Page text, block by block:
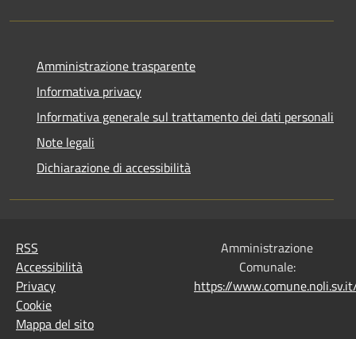
Amministrazione trasparente
Informativa privacy
Informativa generale sul trattamento dei dati personali
Note legali
Dichiarazione di accessibilità
RSS
Accessibilità
Privacy
Cookie
Mappa del sito
Amministrazione
Comunale:
https://